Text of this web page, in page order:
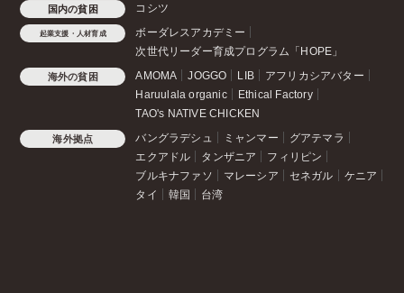
国内の貧困 コシツ
起業支援・人材育成
ボーダレスアカデミー
次世代リーダー育成プログラム「HOPE」
海外の貧困 AMOMA JOGGO LIB
アフリカシアバター
Haruulala organic
Ethical Factory
TAO's NATIVE CHICKEN
海外拠点 バングラデシュ ミャンマー
グアテマラ
エクアドル
タンザニア
フィリピン
ブルキナファソ
マレーシア セネガル
ケニア
タイ
韓国 台湾